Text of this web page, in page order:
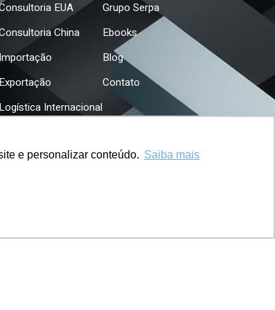
e personalizar conteúdo. Saiba mais
EUA
China
Importação
Exportação
Logística Internacional
Grupo Serpa
Ebooks
Blog
Contato